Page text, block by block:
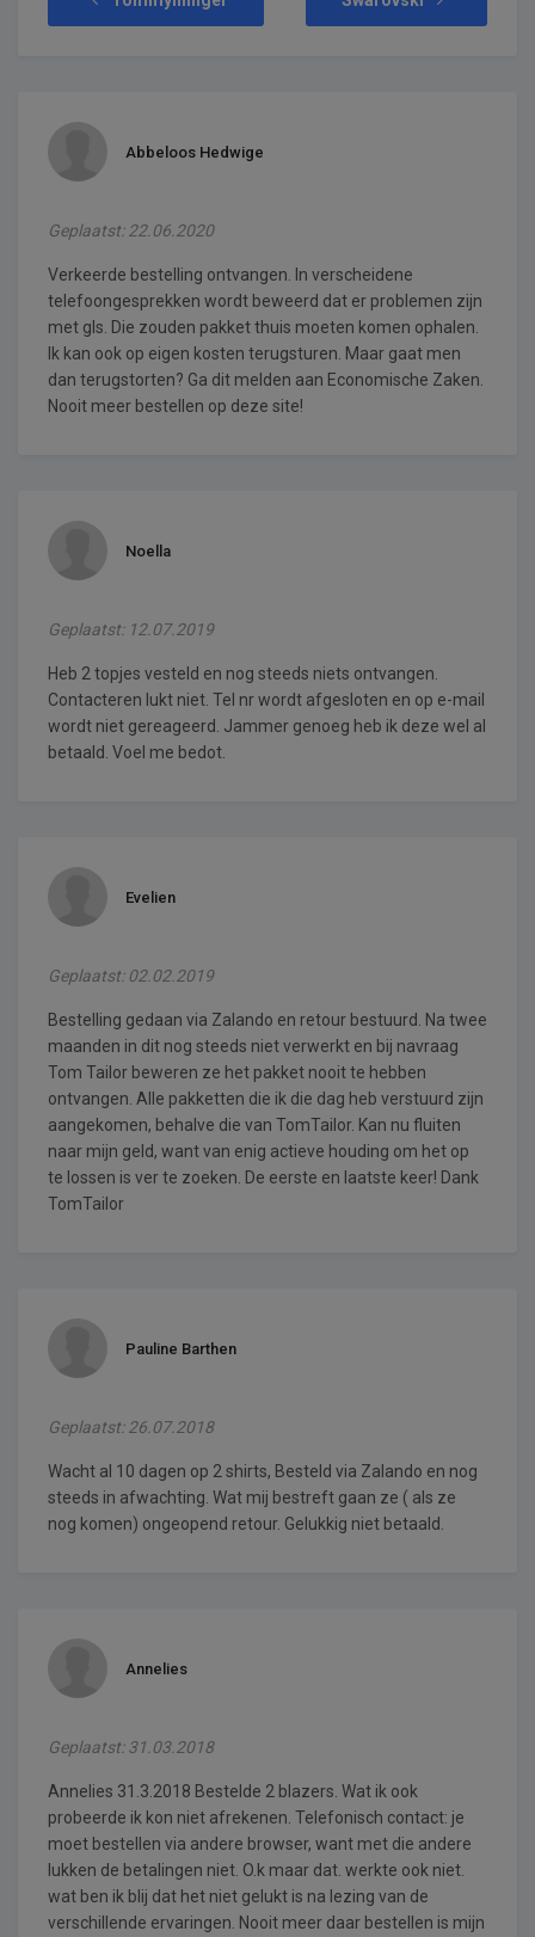
Abbeloos Hedwige
Geplaatst: 22.06.2020
Verkeerde bestelling ontvangen. In verscheidene
telefoongesprekken wordt beweerd dat er problemen zijn
met gls. Die zouden pakket thuis moeten komen ophalen.
Ik kan ook op eigen kosten terugsturen. Maar gaat men
dan terugstorten? Ga dit melden aan Economische Zaken.
Nooit meer bestellen op deze site!
Noella
Geplaatst: 12.07.2019
Heb 2 topjes vesteld en nog steeds niets ontvangen.
Contacteren lukt niet. Tel nr wordt afgesloten en op e-mail
wordt niet gereageerd. Jammer genoeg heb ik deze wel al
betaald. Voel me bedot.
Evelien
Geplaatst: 02.02.2019
Bestelling gedaan via Zalando en retour bestuurd. Na twee
maanden in dit nog steeds niet verwerkt en bij navraag
Tom Tailor beweren ze het pakket nooit te hebben
ontvangen. Alle pakketten die ik die dag heb verstuurd zijn
aangekomen, behalve die van TomTailor. Kan nu fluiten
naar mijn geld, want van enig actieve houding om het op
te lossen is ver te zoeken. De eerste en laatste keer! Dank
TomTailor
Pauline Barthen
Geplaatst: 26.07.2018
Wacht al 10 dagen op 2 shirts, Besteld via Zalando en nog
steeds in afwachting. Wat mij bestreft gaan ze ( als ze
nog komen) ongeopend retour. Gelukkig niet betaald.
Annelies
Geplaatst: 31.03.2018
Annelies 31.3.2018 Bestelde 2 blazers. Wat ik ook
probeerde ik kon niet afrekenen. Telefonisch contact: je
moet bestellen via andere browser, want met die andere
lukken de betalingen niet. O.k maar dat. werkte ook niet.
wat ben ik blij dat het niet gelukt is na lezing van de
verschillende ervaringen. Nooit meer daar bestellen is mijn